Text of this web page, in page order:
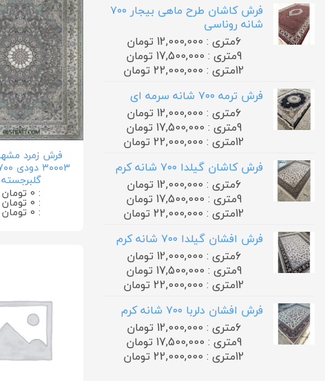
فرش کاشان طرح ماهی بیجار ۷۰۰
شانه روناسی
6متری : 12,000,000 تومان
9متری : 17,500,000 تومان
12متری : 22,000,000 تومان
فرش ترمه ۷۰۰ شانه سرمه ای
6متری : 12,000,000 تومان
9متری : 17,500,000 تومان
12متری : 22,000,000 تومان
فرش کاشان گیلدا ۷۰۰ شانه کرم
6متری : 12,000,000 تومان
9متری : 17,500,000 تومان
12متری : 22,000,000 تومان
فرش افشان گیلدا ۷۰۰ شانه کرم
6متری : 12,000,000 تومان
9متری : 17,500,000 تومان
12متری : 22,000,000 تومان
فرش افشان دلربا ۷۰۰ شانه کرم
6متری : 12,000,000 تومان
9متری : 17,500,000 تومان
12متری : 22,000,000 تومان
فرش زمرد
گلبرجسته
: 0 تومان
: 0 تومان
: 0 تومان